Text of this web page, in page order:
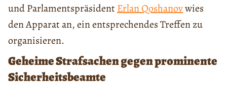
und ParlamentspräsidentErlan Qoshanovwies
den Apparat an, ein entsprechendes Treffen zu
organisieren.
Geheime Strafsachen gegen prominente
Sicherheitsbeamte